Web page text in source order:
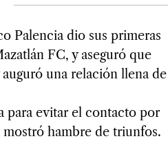
Palencia dio sus primeras
FC, y aseguró que
una relación llena de
para evitar el contacto por
hambre de triunfos.